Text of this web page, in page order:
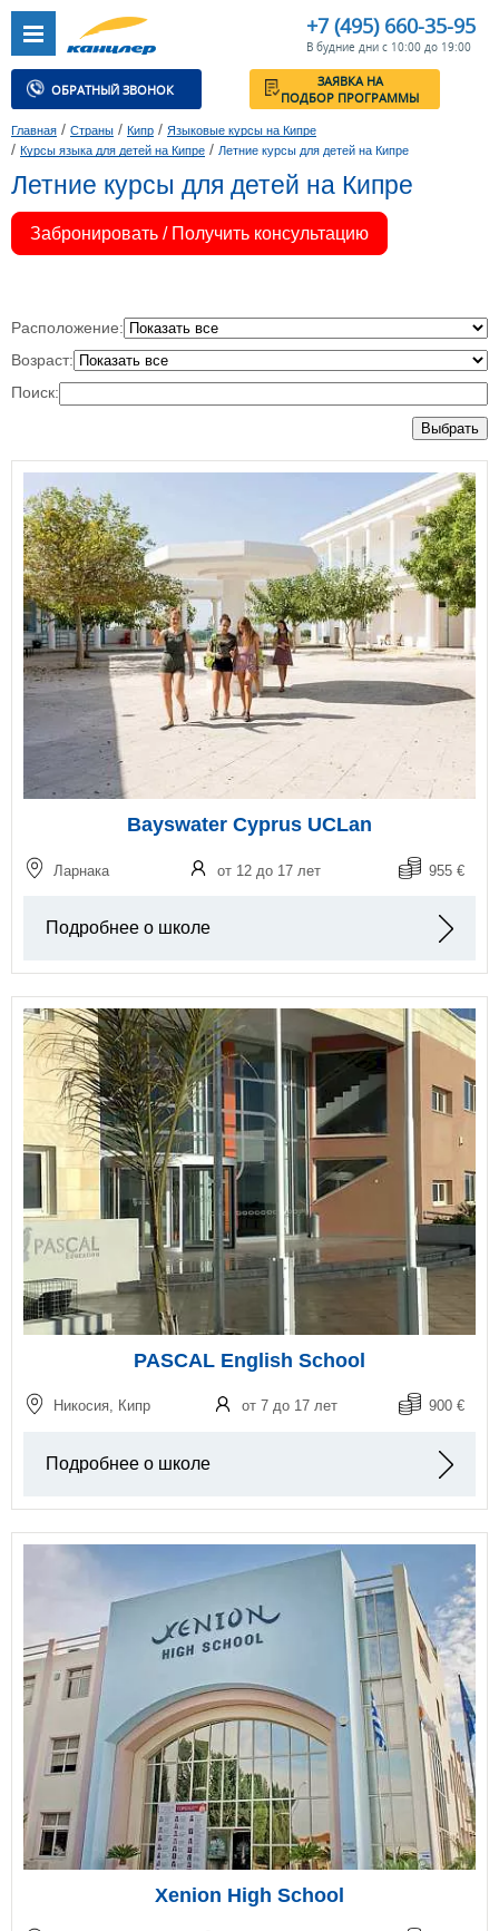
+7 (495) 660-35-95
В будние дни с 10:00 до 19:00
ОБРАТНЫЙ ЗВОНОК
ЗАЯВКА НА
ПОДБОР ПРОГРАММЫ
Главная / Страны / Кипр / Языковые курсы на Кипре
/ Курсы языка для детей на Кипре / Летние курсы для детей на Кипре
Летние курсы для детей на Кипре
Забронировать / Получить консультацию
Расположение:
Возраст:
Поиск:
Выбрать
Bayswater Cyprus UCLan
Ларнака от 12 до 17 лет 955 €
Подробнее о школе
PASCAL English School
Никосия, Кипр от 7 до 17 лет 900 €
Подробнее о школе
Xenion High School